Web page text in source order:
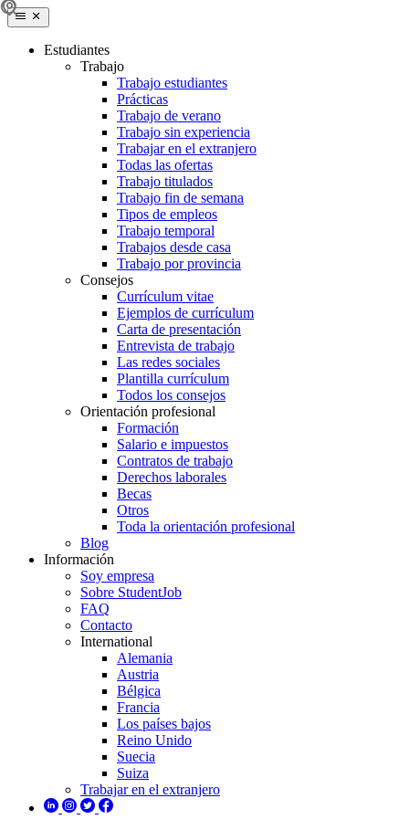
Estudiantes
Trabajo
Trabajo estudiantes
Prácticas
Trabajo de verano
Trabajo sin experiencia
Trabajar en el extranjero
Todas las ofertas
Trabajo titulados
Trabajo fin de semana
Tipos de empleos
Trabajo temporal
Trabajos desde casa
Trabajo por provincia
Consejos
Currículum vitae
Ejemplos de currículum
Carta de presentación
Entrevista de trabajo
Las redes sociales
Plantilla currículum
Todos los consejos
Orientación profesional
Formación
Salario e impuestos
Contratos de trabajo
Derechos laborales
Becas
Otros
Toda la orientación profesional
Blog
Información
Soy empresa
Sobre StudentJob
FAQ
Contacto
International
Alemania
Austria
Bélgica
Francia
Los países bajos
Reino Unido
Suecia
Suiza
Trabajar en el extranjero